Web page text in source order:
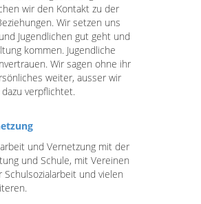
wir den Kontakt zu der
Wir setzen uns
Jugendlichen gut geht und
kommen. Jugendliche
Wir sagen ohne ihr
weiter, ausser wir
verpflichtet.
und Vernetzung mit der
und Schule, mit Vereinen
und vielen